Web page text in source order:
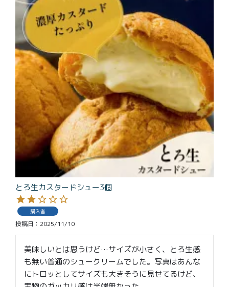
とろ生カスタードシュー3個
購入者
投稿日 2025/11/10
美味しいとは思うけど…サイズが小さく、とろ生感
も無い普通のシュークリームでした。写真はあんな
にトロッとしてサイズも大きそうに見せてるけど、